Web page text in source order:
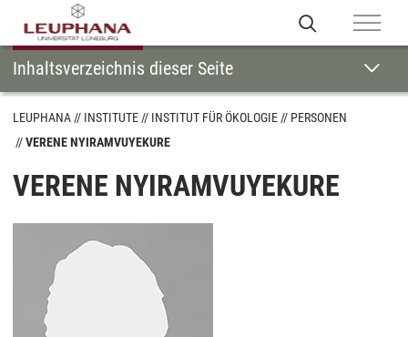
Inhaltsverzeichnis dieser Seite
LEUPHANA INSTITUTE INSTITUT FÜR ÖKOLOGIE
PERSONEN
VERENE NYIRAMVUYEKURE
VERENE NYIRAMVUYEKURE